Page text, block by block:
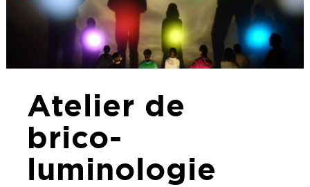
Atelier de
brico-
luminologie